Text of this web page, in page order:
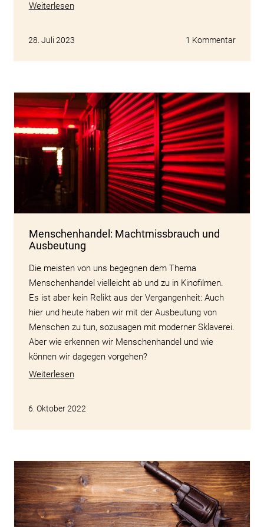
Weiterlesen
28. Juli 2023 1 Kommentar
Menschenhandel: Machtmissbrauch und
Ausbeutung
Die meisten von uns begegnen dem Thema
Menschenhandel vielleicht ab und zu in Kinofilmen.
Es ist aber kein Relikt aus der Vergangenheit: Auch
hier und heute haben wir mit der Ausbeutung von
Menschen zu tun, sozusagen mit moderner Sklaverei.
Aber wie erkennen wir Menschenhandel und wie
können wir dagegen vorgehen?
Weiterlesen
6. Oktober 2022